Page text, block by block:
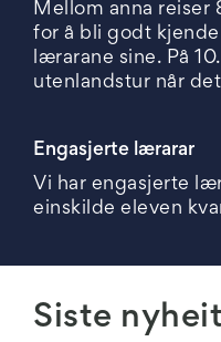
Mellom anna reiser
for å bli godt
lærarane sine. På
utenlandstur når
Engasjerte lærarar
Vi har engasjerte
einskilde eleven
Siste